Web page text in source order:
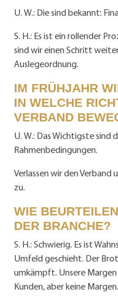
U. W.: Die sind bekannt:
S. H.: Es ist ein rollender
sind wir einen Schritt
Auslegeordnung.
IM FRÜHJAHR
IN WELCHE
VERBAND
U. W.: Das Wichtigste sind
Rahmenbedingungen.
Verlassen wir den Verband
zu.
WIE
DER BRANCHE?
S. H.: Schwierig. Es ist
Umfeld geschieht. Der
umkämpft. Unsere
Kunden, aber keine